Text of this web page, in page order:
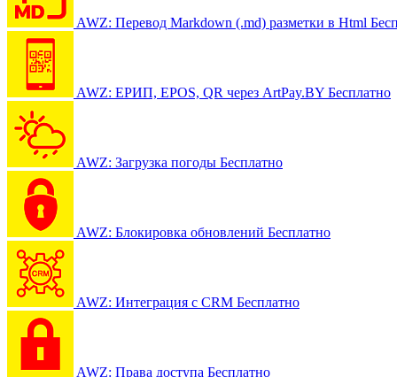
AWZ: Перевод Markdown (.md) разметки в Html
AWZ: ЕРИП, EPOS, QR через ArtPay.BY Бесплатно
AWZ: Загрузка погоды Бесплатно
AWZ: Блокировка обновлений Бесплатно
AWZ: Интеграция с CRM Бесплатно
AWZ: Права доступа Бесплатно